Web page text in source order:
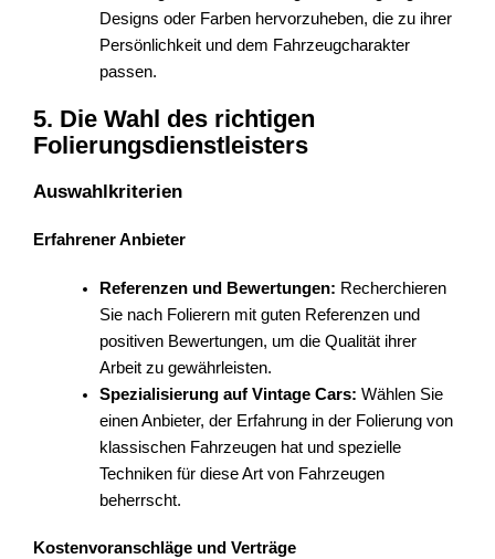
Designs oder Farben hervorzuheben, die zu ihrer
Persönlichkeit und dem Fahrzeugcharakter
passen.
5. Die Wahl des richtigen
Folierungsdienstleisters
Auswahlkriterien
Erfahrener Anbieter
Referenzen und Bewertungen: Recherchieren
Sie nach Folierern mit guten Referenzen und
positiven Bewertungen, um die Qualität ihrer
Arbeit zu gewährleisten.
Spezialisierung auf Vintage Cars: Wählen Sie
einen Anbieter, der Erfahrung in der Folierung von
klassischen Fahrzeugen hat und spezielle
Techniken für diese Art von Fahrzeugen
beherrscht.
Kostenvoranschläge und Verträge